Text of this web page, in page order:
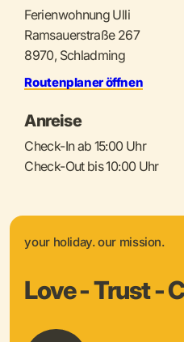
Ferienwohnung Ulli
Ramsauerstraße 267
8970, Schladming
Routenplaner öffnen
Anreise
Check-In ab 15:00 Uhr
Check-Out bis 10:00 Uhr
your holiday. our mission.
Love - Trust -